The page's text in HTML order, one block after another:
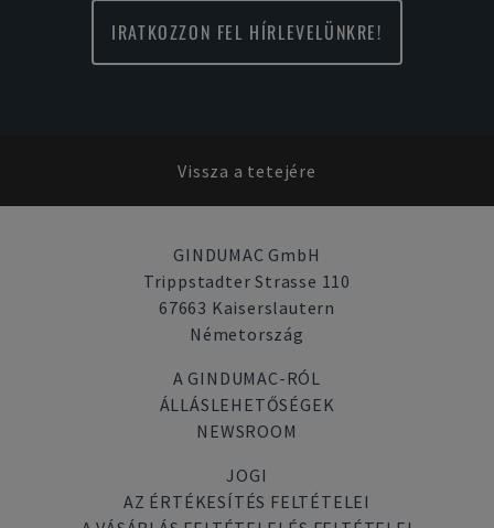
IRATKOZZON FEL HÍRLEVELÜNKRE!
Vissza a tetejére
GINDUMAC GmbH
Trippstadter Strasse 110
67663 Kaiserslautern
Németország
A GINDUMAC-RÓL
ÁLLÁSLEHETŐSÉGEK
NEWSROOM
JOGI
AZ ÉRTÉKESÍTÉS FELTÉTELEI